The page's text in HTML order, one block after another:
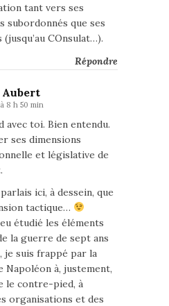
tant vers ses
subordonnés que ses
COnsulat…).
Répondre
8 h 50 min
avec toi. Bien entendu.
ses dimensions
et législative de
ici, à dessein, que
tactique…
étudié les éléments
la guerre de sept ans
je suis frappé par la
Napoléon à, justement,
le contre-pied, à
organisations et des